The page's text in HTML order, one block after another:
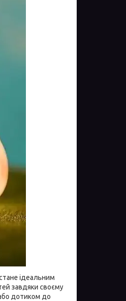
ідеальним
завдяки своєму
дотиком до